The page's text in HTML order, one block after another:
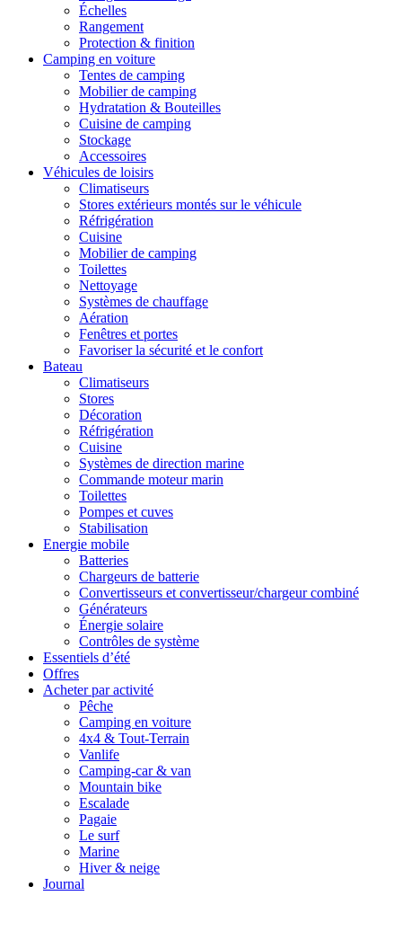
Échelles
Rangement
Protection & finition
Camping en voiture
Tentes de camping
Mobilier de camping
Hydratation & Bouteilles
Cuisine de camping
Stockage
Accessoires
Véhicules de loisirs
Climatiseurs
Stores extérieurs montés sur le véhicule
Réfrigération
Cuisine
Mobilier de camping
Toilettes
Nettoyage
Systèmes de chauffage
Aération
Fenêtres et portes
Favoriser la sécurité et le confort
Bateau
Climatiseurs
Stores
Décoration
Réfrigération
Cuisine
Systèmes de direction marine
Commande moteur marin
Toilettes
Pompes et cuves
Stabilisation
Energie mobile
Batteries
Chargeurs de batterie
Convertisseurs et convertisseur/chargeur combiné
Générateurs
Énergie solaire
Contrôles de système
Essentiels d’été
Offres
Acheter par activité
Pêche
Camping en voiture
4x4 & Tout-Terrain
Vanlife
Camping-car & van
Mountain bike
Escalade
Pagaie
Le surf
Marine
Hiver & neige
Journal